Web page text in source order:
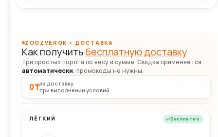
ZOOZVEROK • ДОСТАВКА
Как получитьбесплатную доставку
Три простых порога по весу и сумме. Скидка применяется
автоматически, промокоды не нужны.
0 ₸за доставку
при выполнении условий
ЛЁГКИЙ Бесплатно